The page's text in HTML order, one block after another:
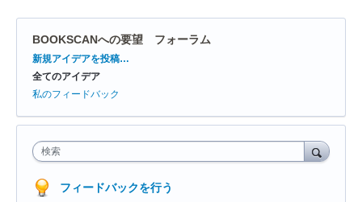
BOOKSCANへの要望 フォーラム
カ
ゴ
リ
新規アイデアを投稿…
全てのアイデア
私のフィードバック
検索
フィードバックを行う